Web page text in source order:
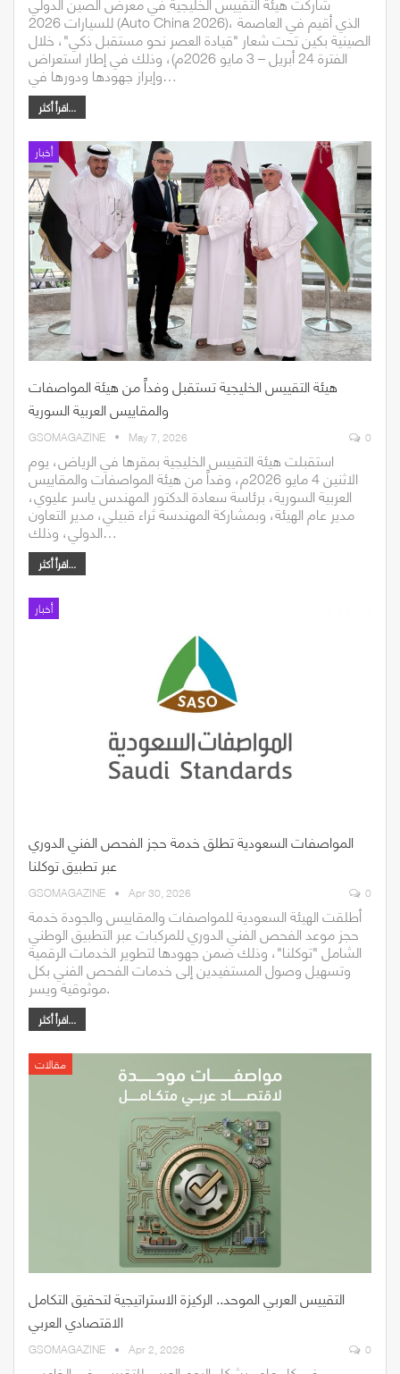
للسيارات 2026 (Auto China 2026)، الذي أقيم في العاصمة
الصينية بكين تحت شعار "قيادة العصر نحو مستقبل ذكي"، خلال
الفترة 24 أبريل – 3 مايو 2026م)، وذلك في إطار استعراض
وإبراز جهودها ودورها في…
اقرأ أكثر...
أخبار
هيئة التقييس الخليجية تستقبل وفداً من هيئة المواصفات
والمقاييس العربية السورية
GSOMAGAZINE May 7, 2026 0
استقبلت هيئة التقييس الخليجية بمقرها في الرياض، يوم
الاثنين 4 مايو 2026م، وفداً من هيئة المواصفات والمقاييس
العربية السورية، برئاسة سعادة الدكتور المهندس ياسر عليوي،
مدير عام الهيئة، وبمشاركة المهندسة ثراء قبيلي، مدير التعاون
الدولي، وذلك…
اقرأ أكثر...
أخبار
المواصفات السعودية تطلق خدمة حجز الفحص الفني الدوري
عبر تطبيق توكلنا
GSOMAGAZINE Apr 30, 2026 0
أطلقت الهيئة السعودية للمواصفات والمقاييس والجودة خدمة
حجز موعد الفحص الفني الدوري للمركبات عبر التطبيق الوطني
الشامل "توكلنا"، وذلك ضمن جهودها لتطوير الخدمات الرقمية
وتسهيل وصول المستفيدين إلى خدمات الفحص الفني بكل
موثوقية ويسر.
اقرأ أكثر...
مقالات
التقييس العربي الموحد.. الركيزة الاستراتيجية لتحقيق التكامل
الاقتصادي العربي
GSOMAGAZINE Apr 2, 2026 0